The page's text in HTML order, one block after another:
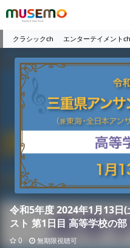
クラシックch エンターテイメントch
令和5年度 2024年1月13日
スト 第1日目 高等学校の部
0 無期限視聴可